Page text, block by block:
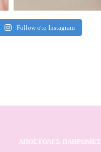
Follow στο Instagram
ΑΠΟΣΤΟΛΕΣ-ΠΛΗΡΩΜΕΣ